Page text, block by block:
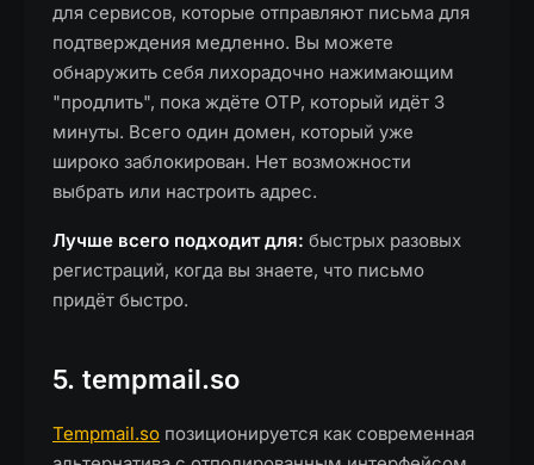
для сервисов, которые отправляют письма для
подтверждения медленно. Вы можете
обнаружить себя лихорадочно нажимающим
"продлить", пока ждёте OTP, который идёт 3
минуты. Всего один домен, который уже
широко заблокирован. Нет возможности
выбрать или настроить адрес.
Лучше всего подходит для: быстрых разовых
регистраций, когда вы знаете, что письмо
придёт быстро.
5. tempmail.so
Tempmail.so позиционируется как современная